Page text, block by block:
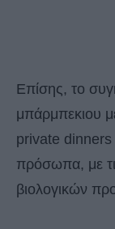
Επίσης, το
μπάρμπεκιου
private dinners
πρόσωπα, με
βιολογικών